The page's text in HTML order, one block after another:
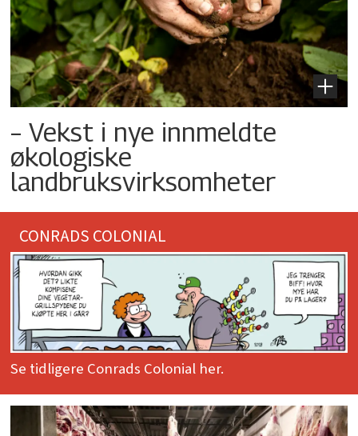
– Vekst i nye innmeldte
økologiske
landbruksvirksomheter
CONRADS COLONIAL
Se tidligere Conrads Colonial her.